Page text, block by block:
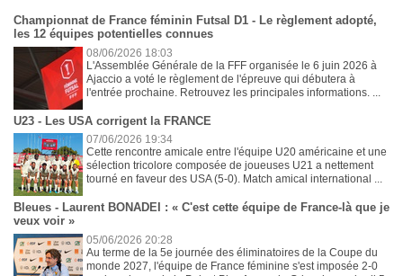
Championnat de France féminin Futsal D1 - Le règlement adopté,
les 12 équipes potentielles connues
08/06/2026 18:03
L'Assemblée Générale de la FFF organisée le 6 juin 2026 à
Ajaccio a voté le règlement de l'épreuve qui débutera à
l'entrée prochaine. Retrouvez les principales informations. ...
U23 - Les USA corrigent la FRANCE
07/06/2026 19:34
Cette rencontre amicale entre l'équipe U20 américaine et une
sélection tricolore composée de joueuses U21 a nettement
tourné en faveur des USA (5-0). Match amical international ...
Bleues - Laurent BONADEI : « C'est cette équipe de France-là que je
veux voir »
05/06/2026 20:28
Au terme de la 5e journée des éliminatoires de la Coupe du
monde 2027, l'équipe de France féminine s'est imposée 2-0